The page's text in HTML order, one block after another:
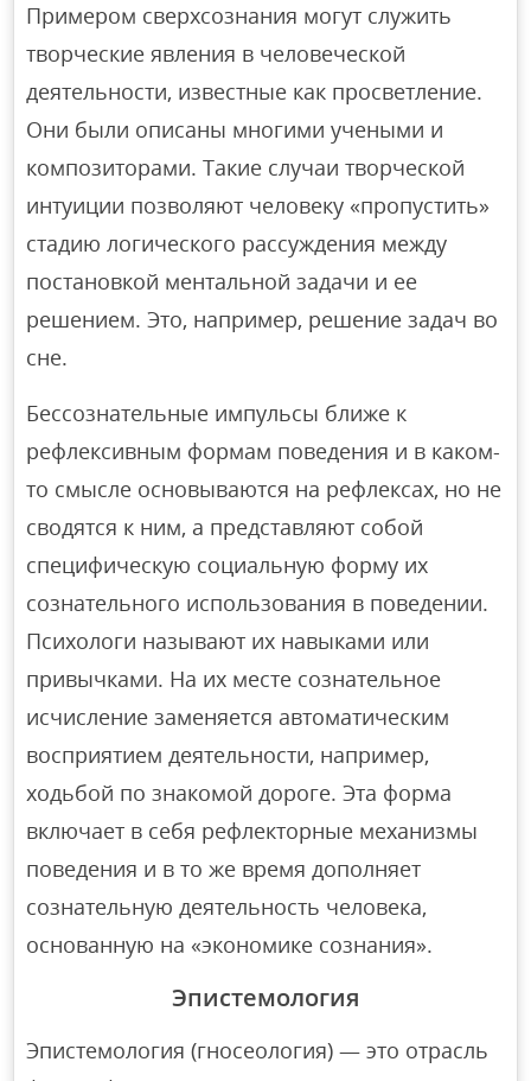
Примером сверхсознания могут служить
творческие явления в человеческой
деятельности, известные как просветление.
Они были описаны многими учеными и
композиторами. Такие случаи творческой
интуиции позволяют человеку «пропустить»
стадию логического рассуждения между
постановкой ментальной задачи и ее
решением. Это, например, решение задач во
сне.
Бессознательные импульсы ближе к
рефлексивным формам поведения и в каком-
то смысле основываются на рефлексах, но не
сводятся к ним, а представляют собой
специфическую социальную форму их
сознательного использования в поведении.
Психологи называют их навыками или
привычками. На их месте сознательное
исчисление заменяется автоматическим
восприятием деятельности, например,
ходьбой по знакомой дороге. Эта форма
включает в себя рефлекторные механизмы
поведения и в то же время дополняет
сознательную деятельность человека,
основанную на «экономике сознания».
Эпистемология
Эпистемология (гносеология) — это отрасль